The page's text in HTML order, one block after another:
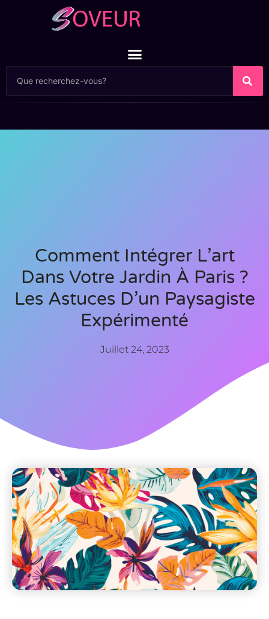
Comment Intégrer L’art
Dans Votre Jardin À Paris ?
Les Astuces D’un Paysagiste
Expérimenté
Juillet 24, 2023